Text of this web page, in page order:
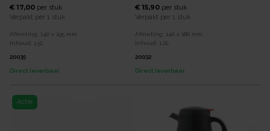
€ 17,00 per stuk
Verpakt per 1 stuk
Afmeting: 140 x 195 mm
Inhoud:
1,5L
20035
Direct leverbaar
€ 15,90 per stuk
Verpakt per 1 stuk
Afmeting: 140 x 180 mm
Inhoud:
1,2L
20032
Direct leverbaar
Actie